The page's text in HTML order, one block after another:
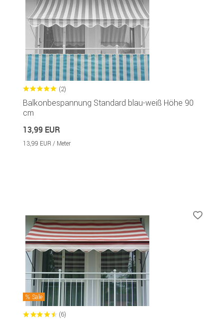
(2)
Balkonbespannung Standard blau-weiß Höhe 90
cm
13,99 EUR
13,99 EUR / Meter
Sale
(6)